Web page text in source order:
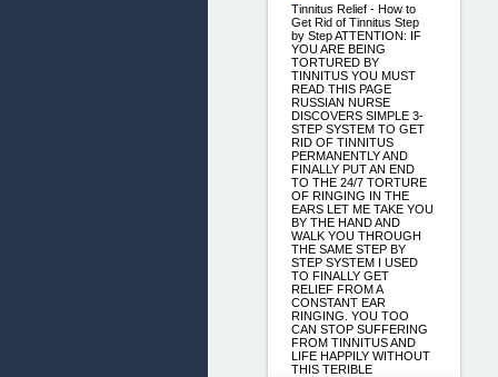
Tinnitus Relief - How to
Get Rid of Tinnitus Step
by Step ATTENTION: IF
YOU ARE BEING
TORTURED BY
TINNITUS YOU MUST
READ THIS PAGE
RUSSIAN NURSE
DISCOVERS SIMPLE 3-
STEP SYSTEM TO GET
RID OF TINNITUS
PERMANENTLY AND
FINALLY PUT AN END
TO THE 24/7 TORTURE
OF RINGING IN THE
EARS LET ME TAKE YOU
BY THE HAND AND
WALK YOU THROUGH
THE SAME STEP BY
STEP SYSTEM I USED
TO FINALLY GET
RELIEF FROM A
CONSTANT EAR
RINGING. YOU TOO
CAN STOP SUFFERING
FROM TINNITUS AND
LIFE HAPPILY WITHOUT
THIS TERIBLE